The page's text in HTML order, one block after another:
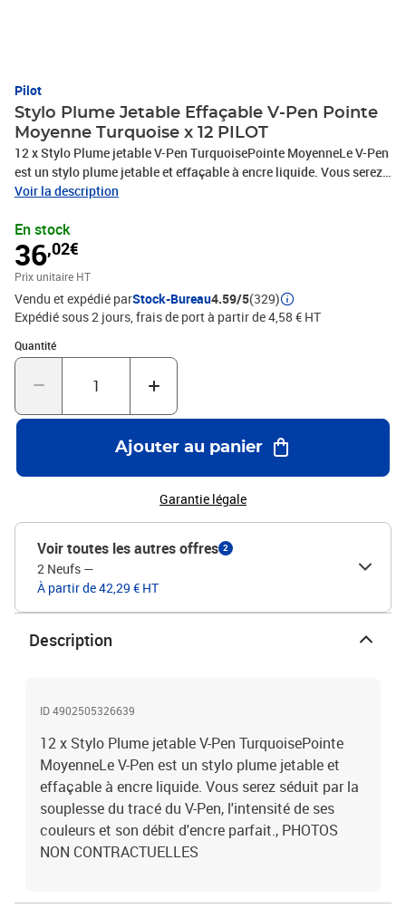
Pilot
Stylo Plume Jetable Effaçable V-Pen Pointe
Moyenne Turquoise x 12 PILOT
12 x Stylo Plume jetable V-Pen TurquoisePointe MoyenneLe V-Pen
est un stylo plume jetable et effaçable à encre liquide. Vous serez
séduit par la souplesse du tracé du V-Pen, l'intensité de ses
CONTRACTUELLES
Voir la description
En stock
36,02€
Prix unitaire HT
Vendu et expédié parStock-Bureau4.59/5(329)
Expédié sous 2 jours, frais de port à partir de 4,58 € HT
Quantité
Quantité : 1
Ajouter au panier
Garantie légale
Voir toutes les autres offres 2
2 Neufs —
À partir de 42,29 € HT
Description
ID 4902505326639
12 x Stylo Plume jetable V-Pen TurquoisePointe
MoyenneLe V-Pen est un stylo plume jetable et
effaçable à encre liquide. Vous serez séduit par la
souplesse du tracé du V-Pen, l'intensité de ses
couleurs et son débit d'encre parfait., PHOTOS
NON CONTRACTUELLES